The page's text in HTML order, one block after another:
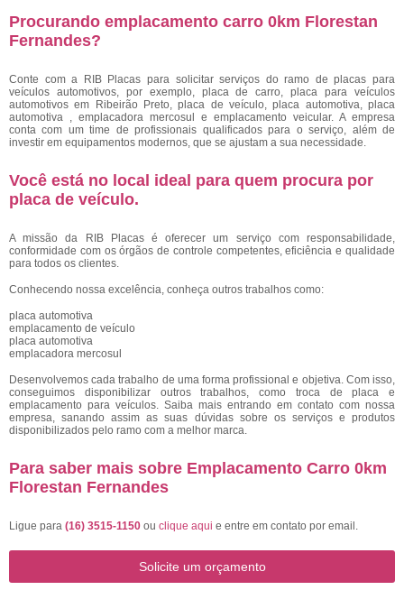
Procurando emplacamento carro 0km Florestan
Fernandes?
Conte com a RIB Placas para solicitar serviços do ramo de placas para
veículos automotivos, por exemplo, placa de carro, placa para veículos
automotivos em Ribeirão Preto, placa de veículo, placa automotiva, placa
automotiva , emplacadora mercosul e emplacamento veicular. A empresa
conta com um time de profissionais qualificados para o serviço, além de
investir em equipamentos modernos, que se ajustam a sua necessidade.
Você está no local ideal para quem procura por
placa de veículo.
A missão da RIB Placas é oferecer um serviço com responsabilidade,
conformidade com os órgãos de controle competentes, eficiência e qualidade
para todos os clientes.
Conhecendo nossa excelência, conheça outros trabalhos como:
placa automotiva
emplacamento de veículo
placa automotiva
emplacadora mercosul
Desenvolvemos cada trabalho de uma forma profissional e objetiva. Com isso,
conseguimos disponibilizar outros trabalhos, como troca de placa e
emplacamento para veículos. Saiba mais entrando em contato com nossa
empresa, sanando assim as suas dúvidas sobre os serviços e produtos
disponibilizados pelo ramo com a melhor marca.
Para saber mais sobre Emplacamento Carro 0km
Florestan Fernandes
Ligue para (16) 3515-1150 ou clique aqui e entre em contato por email.
Solicite um orçamento